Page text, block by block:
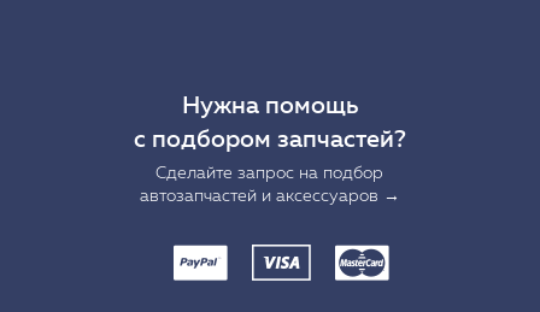
Нужна помощь
с подбором запчастей?
Сделайте запрос на подбор
автозапчастей и аксессуаров →